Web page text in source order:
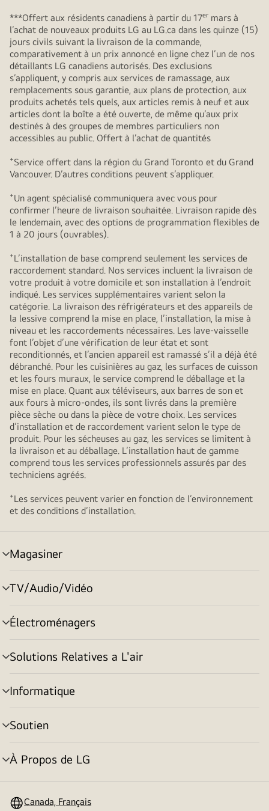
***Offert aux résidents canadiens à partir du 17er mars à
l’achat de nouveaux produits LG au LG.ca dans les quinze (15)
jours civils suivant la livraison de la commande,
comparativement à un prix annoncé en ligne chez l’un de nos
détaillants LG canadiens autorisés. Des exclusions
s’appliquent, y compris aux services de ramassage, aux
remplacements sous garantie, aux plans de protection, aux
produits achetés tels quels, aux articles remis à neuf et aux
articles dont la boîte a été ouverte, de même qu’aux prix
destinés à des groupes de membres particuliers non
accessibles au public. Offert à l’achat de quantités
+Service offert dans la région du Grand Toronto et du Grand
Vancouver. D’autres conditions peuvent s’appliquer.
+Un agent spécialisé communiquera avec vous pour
confirmer l’heure de livraison souhaitée. Livraison rapide dès
le lendemain, avec des options de programmation flexibles de
1 à 20 jours (ouvrables).
+L’installation de base comprend seulement les services de
raccordement standard. Nos services incluent la livraison de
votre produit à votre domicile et son installation à l’endroit
indiqué. Les services supplémentaires varient selon la
catégorie. La livraison des réfrigérateurs et des appareils de
la lessive comprend la mise en place, l’installation, la mise à
niveau et les raccordements nécessaires. Les lave-vaisselle
font l’objet d’une vérification de leur état et sont
reconditionnés, et l’ancien appareil est ramassé s’il a déjà été
débranché. Pour les cuisinières au gaz, les surfaces de cuisson
et les fours muraux, le service comprend le déballage et la
mise en place. Quant aux téléviseurs, aux barres de son et
aux fours à micro-ondes, ils sont livrés dans la première
pièce sèche ou dans la pièce de votre choix. Les services
d’installation et de raccordement varient selon le type de
produit. Pour les sécheuses au gaz, les services se limitent à
la livraison et au déballage. L’installation haut de gamme
comprend tous les services professionnels assurés par des
techniciens agréés.
+Les services peuvent varier en fonction de l’environnement
et des conditions d’installation.
Magasiner
menu
basculement
TV/Audio/Vidéo
menu
basculement
Électroménagers
menu
basculement
Solutions Relatives a L'air
menu
basculement
Informatique
menu
basculement
Soutien
menu
basculement
À Propos de LG
menu
Canada, Français